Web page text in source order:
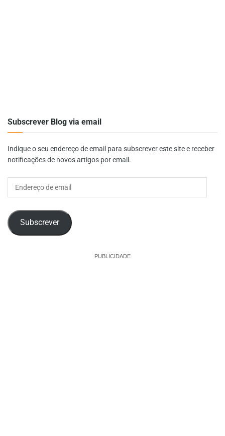
Subscrever Blog via email
Indique o seu endereço de email para subscrever este site e receber
notificações de novos artigos por email.
Subscrever
PUBLICIDADE